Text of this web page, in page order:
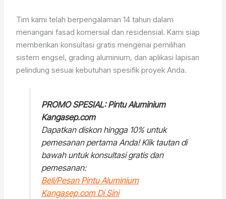
Tim kami telah berpengalaman 14 tahun dalam
menangani fasad komersial dan residensial. Kami siap
memberikan konsultasi gratis mengenai pemilihan
sistem engsel, grading aluminium, dan aplikasi lapisan
pelindung sesuai kebutuhan spesifik proyek Anda.
PROMO SPESIAL: Pintu Aluminium
Kangasep.com
Dapatkan diskon hingga 10% untuk
pemesanan pertama Anda! Klik tautan di
bawah untuk konsultasi gratis dan
pemesanan:
Beli/Pesan Pintu Aluminium
Kangasep.com Di Sini